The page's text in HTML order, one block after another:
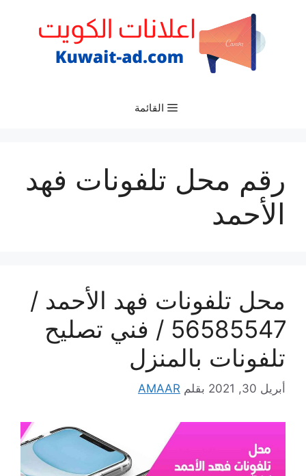
القائمة
رقم محل تلفونات فهد
الأحمد
محل تلفونات فهد الأحمد /
56585547 / فني تصليح
تلفونات بالمنزل
أبريل 30, 2021 بقلم AMAAR